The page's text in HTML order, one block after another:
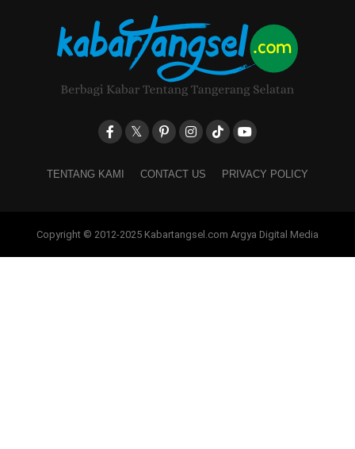
TENTANG KAMI CONTACT US PRIVACY POLICY
Copyright © 2012-2025 Kabartangsel.com Argya Digital Media